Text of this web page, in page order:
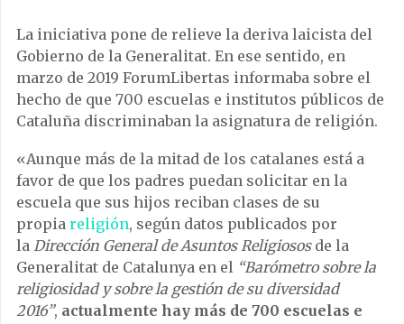
La iniciativa pone de relieve la deriva laicista del
Gobierno de la Generalitat. En ese sentido, en
marzo de 2019 ForumLibertas informaba sobre el
hecho de que 700 escuelas e institutos públicos de
Cataluña discriminaban la asignatura de religión.
«Aunque más de la mitad de los catalanes está a
favor de que los padres puedan solicitar en la
escuela que sus hijos reciban clases de su
propia religión, según datos publicados por
la Dirección General de Asuntos Religiososde la
Generalitat de Catalunya en el “Barómetro sobre la
religiosidad y sobre la gestión de su diversidad
2016”, actualmente hay más de 700 escuelas e